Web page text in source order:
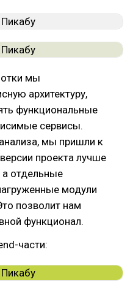
мы
архитектуру,
функциональные
сервисы.
мы пришли к
проекта лучше
отдельные
модули
позволит нам
функционал.
части: